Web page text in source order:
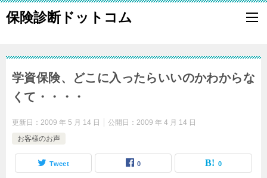
保険診断ドットコム
学資保険、どこに入ったらいいのかわからな
くて・・・・
更新日： 2009 年 5 月 14 日 公開日： 2009 年 4 月 14 日
お客様のお声
Tweet 0 0